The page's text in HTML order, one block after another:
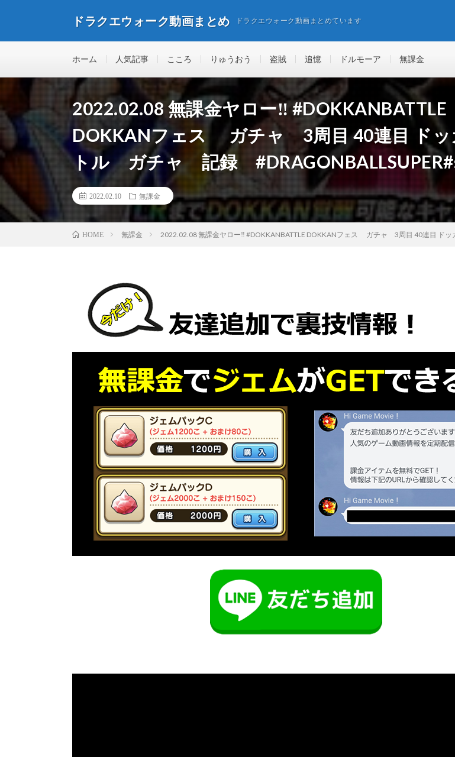
ドラクエウォーク動画まとめ ドラクエウォーク動画まとめています
ホーム 人気記事 こころ りゅうおう 盗賊 追憶 ドルモーア 無課金
2022.02.08 無課金ヤロー‼️ #DOKKANBATTLE
DOKKANフェス ガチャ 3周目 40連目 ドッ
トル ガチャ 記録
2022.02.10 無課金
HOME 無課金 2022.02.08 無課金ヤロー‼️ #DOKKANBATTLE DOKKANフェス ガチャ 3周目 40連目 ド